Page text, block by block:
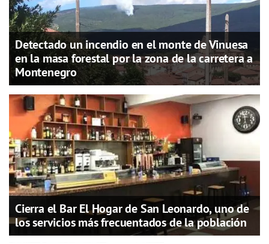
Detectado un incendio en el monte de Vinuesa
en la masa forestal por la zona de la carretera a
Montenegro
Cierra el Bar El Hogar de San Leonardo, uno de
los servicios más frecuentados de la población